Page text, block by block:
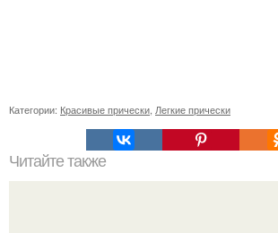
Категории: Красивые прически, Легкие прически
Читайте также